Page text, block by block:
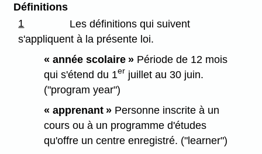
Définitions
1
Les définitions qui suivent
s'appliquent à la présente loi.
« année scolaire » Période de 12 mois
qui s'étend du 1er juillet au 30 juin.
("program year")
« apprenant » Personne inscrite à un
cours ou à un programme d'études
qu'offre un centre enregistré. ("learner")